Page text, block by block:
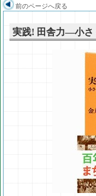
前のページへ戻る
実践! 田舎力―小さ